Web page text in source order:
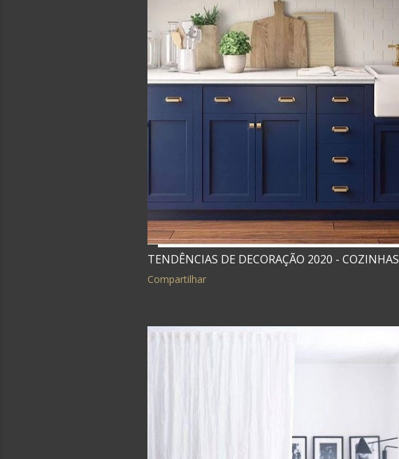
TENDÊNCIAS DE DECORAÇÃO 2020 - COZINHAS
Compartilhar